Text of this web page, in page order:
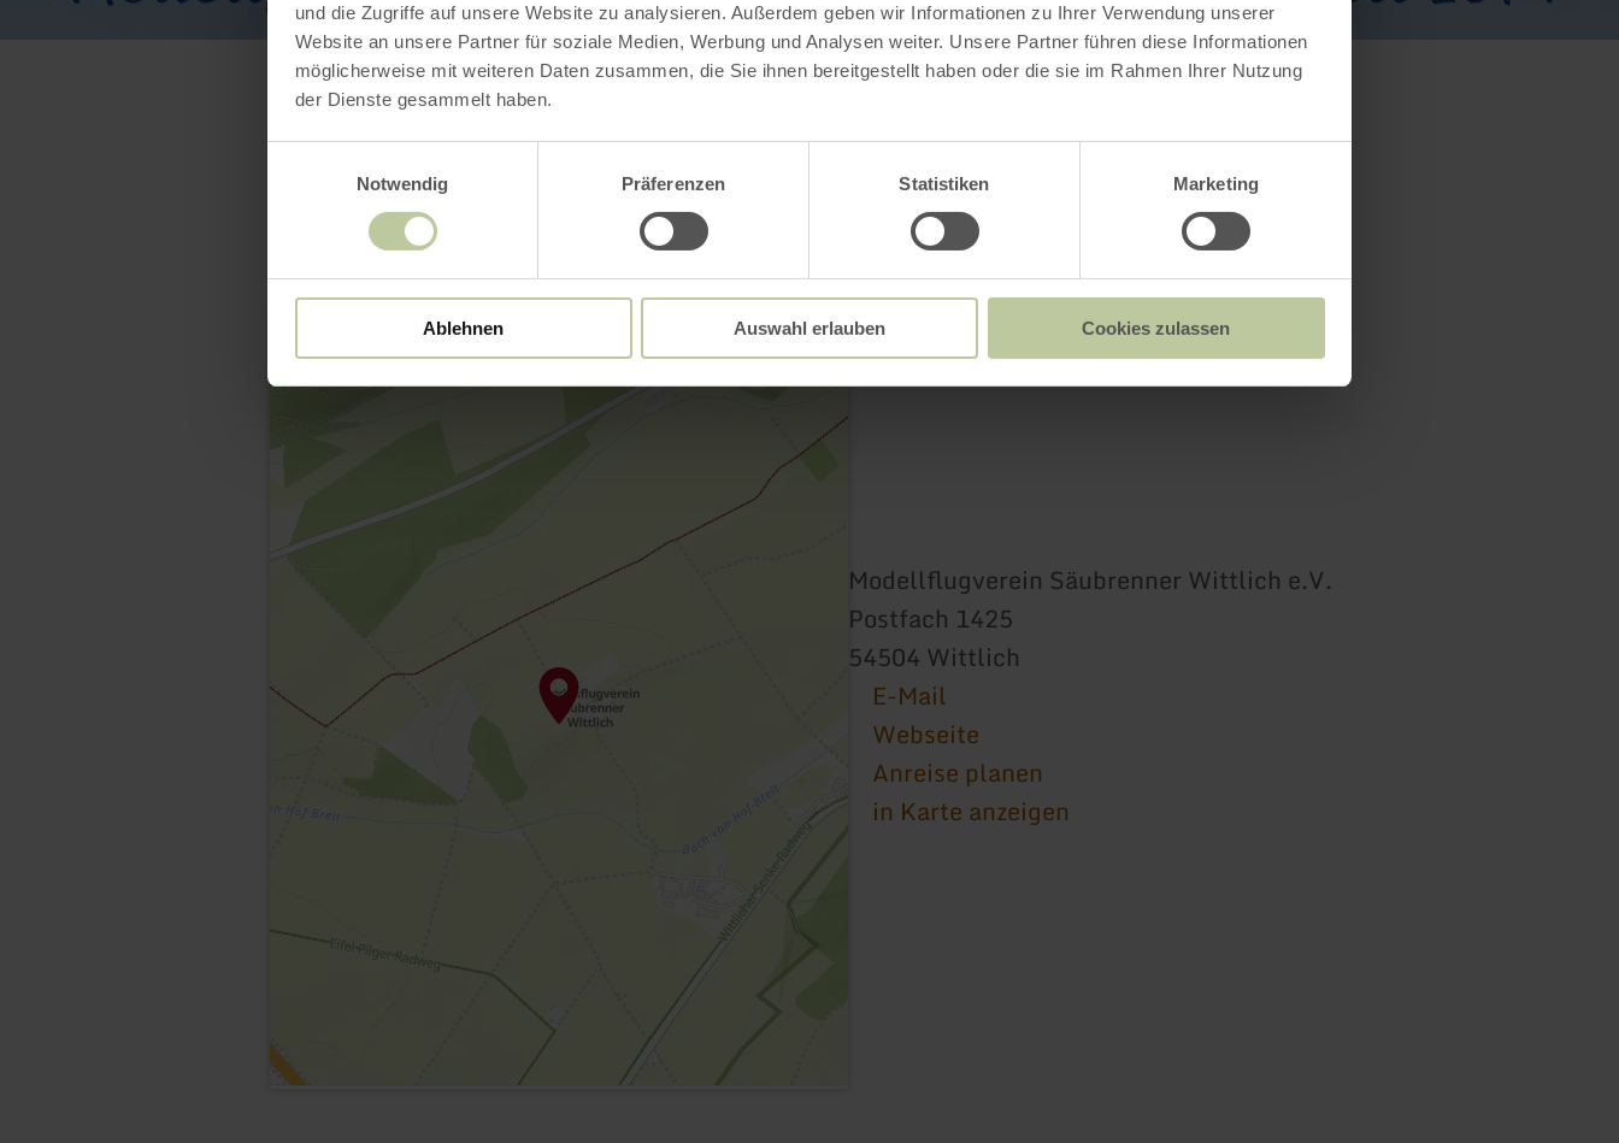
und die Zugriffe auf unsere Website zu analysieren. Außerdem geben wir Informationen zu Ihrer Verwendung unserer
Website an unsere Partner für soziale Medien, Werbung und Analysen weiter. Unsere Partner führen diese Informationen
möglicherweise mit weiteren Daten zusammen, die Sie ihnen bereitgestellt haben oder die sie im Rahmen Ihrer Nutzung
der Dienste gesammelt haben.
Notwendig
Präferenzen Statistiken Marketing
Ablehnen Auswahl erlauben Cookies zulassen
Kontakt
Modellflugverein Säubrenner Wittlich e.V.
Postfach 1425
54504 Wittlich
E-Mail
Webseite
Anreise planen
in Karte anzeigen